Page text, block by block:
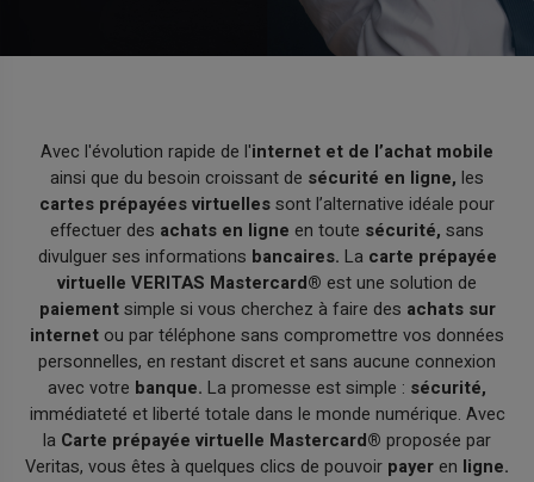
Avec l'évolution rapide de l'internet et de l’achat mobile
ainsi que du besoin croissant de sécurité en ligne, les
cartes prépayées virtuellessont l’alternative idéale pour
effectuer des achats en ligne en toute sécurité, sans
divulguer ses informations bancaires. La carte prépayée
virtuelle VERITAS Mastercard® est une solution de
paiementsimple si vous cherchez à faire des achats sur
internet ou par téléphone sans compromettre vos données
personnelles, en restant discret et sans aucune connexion
avec votre banque. La promesse est simple : sécurité,
immédiateté et liberté totale dans le monde numérique. Avec
la Carte prépayée virtuelle Mastercard® proposée par
Veritas, vous êtes à quelques clics de pouvoir payeren ligne.